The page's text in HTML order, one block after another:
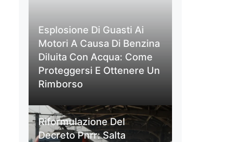
Esplosione Di Guasti Ai
Motori A Causa Di Benzina
Diluita Con Acqua: Come
Proteggersi E Ottenere Un
Rimborso
Riformulazione Del
Decreto Pnrr: Salta